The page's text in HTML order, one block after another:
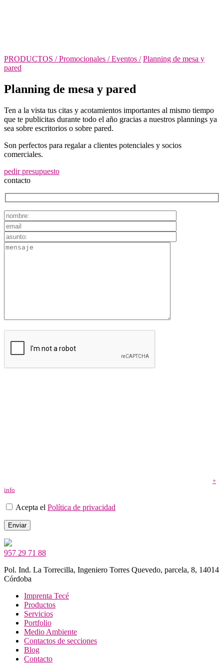
PRODUCTOS /Promocionales / Eventos / Planning de mesa y
pared
Planning de mesa y pared
Ten a la vista tus citas y acotamientos importantes al mismo tiempo
que te publicitas durante todo el año gracias a nuestros plannings ya
sea sobre escritorios o sobre pared.
Son perfectos para regalar a clientes potenciales y socios
comerciales.
pedir presupuesto
contacto
+
info
Acepta el Política de privacidad
957 29 71 88
Pol. Ind. La Torrecilla, Ingeniero Torres Quevedo, parcela, 8, 14014
Córdoba
Imprenta Tecé
Productos
Servicios
Portfolio
Medio Ambiente
Contactos de secciones
Blog
Contacto